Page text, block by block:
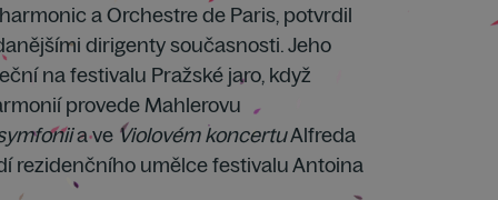
a Orchestre de Paris, potvrdil
dirigenty současnosti. Jeho
na festivalu Pražské jaro, když
provede Mahlerovu
a ve Violovém koncertuAlfreda
rezidenčního umělce festivalu Antoina